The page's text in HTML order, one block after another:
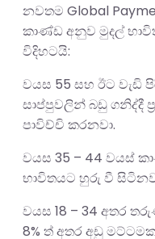
නවතම Global
කාණ්ඩ අනුව මුදල්
විදිහටයි:
වයස 55 සහ ඊට වැඩි
සාප්පුවලින් බඩු ගනිද්දී
පාවිච්චි කරනවා.
වයස 35 – 44 වයස්
භාවිතයට හුරු වී
වයස 18 – 34 අතර
8% ත් අතර අඩු